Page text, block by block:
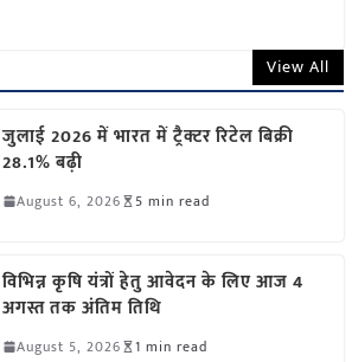
View All
जुलाई 2026 में भारत में ट्रैक्टर रिटेल बिक्री
28.1% बढ़ी
August 6, 2026 5 min read
विभिन्न कृषि यंत्रों हेतु आवेदन के लिए आज 4
अगस्त तक अंतिम तिथि
August 5, 2026 1 min read